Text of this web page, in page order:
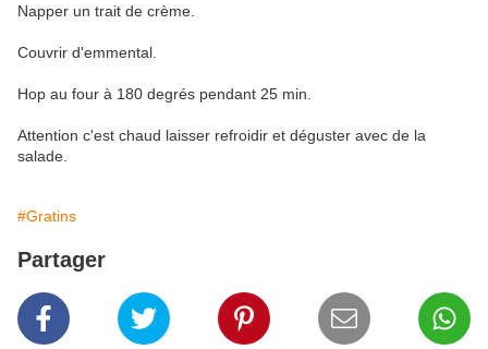
Napper un trait de crème.
Couvrir d'emmental.
Hop au four à 180 degrés pendant 25 min.
Attention c'est chaud laisser refroidir et déguster avec de la
salade.
#Gratins
Partager